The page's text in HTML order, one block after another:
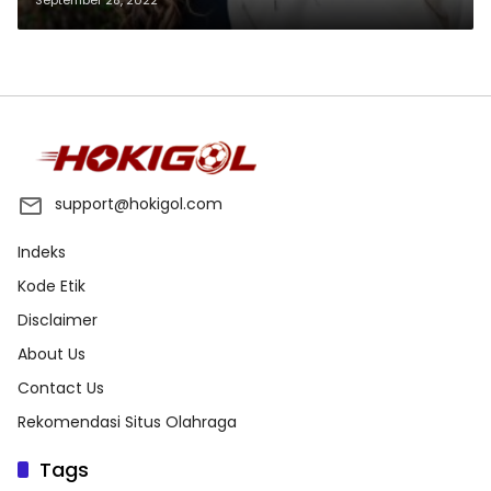
support@hokigol.com
Indeks
Kode Etik
Disclaimer
About Us
Contact Us
Rekomendasi Situs Olahraga
Tags